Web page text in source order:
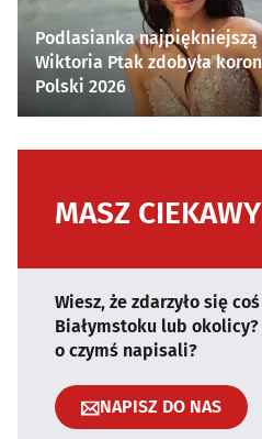
Podlasianka najpiękniejszą
Wiktoria Ptak zdobyła
Polski 2026
MASZ
Wiesz, że zdarzyło się
Białymstoku lub okolicy?
o czymś napisali?
NAPISZ DO NAS